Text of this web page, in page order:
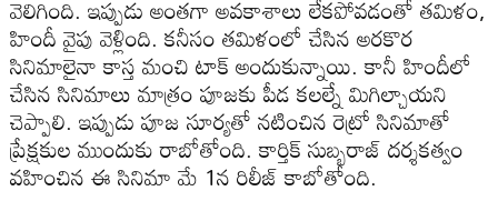
వెలిగింది. ఇప్పుడు అంత‌గా అవ‌కాశాలు లేక‌పోవ‌డంతో త‌మిళం,
హిందీ వైపు వెళ్లింది. క‌నీసం త‌మిళంలో చేసిన అర‌కొర
సినిమాలైనా కాస్త మంచి టాక్ అందుకున్నాయి. కానీ హిందీలో
చేసిన సినిమాలు మాత్రం పూజ‌కు పీడ క‌ల‌ల్నే మిగిల్చాయ‌ని
చెప్పాలి. ఇప్పుడు పూజ సూర్య‌తో న‌టించిన రెట్రో సినిమాతో
ప్రేక్ష‌కుల ముందుకు రాబోతోంది. కార్తిక్ సుబ్బ‌రాజ్ ద‌ర్శ‌క‌త్వం
వ‌హించిన ఈ సినిమా మే 1న రిలీజ్ కాబోతోంది.